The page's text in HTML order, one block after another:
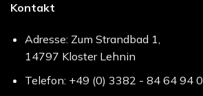
Kontakt
Adresse: Zum Strandbad 1,
14797 Kloster Lehnin
Telefon: +49 (0) 3382 - 84 64 94 0